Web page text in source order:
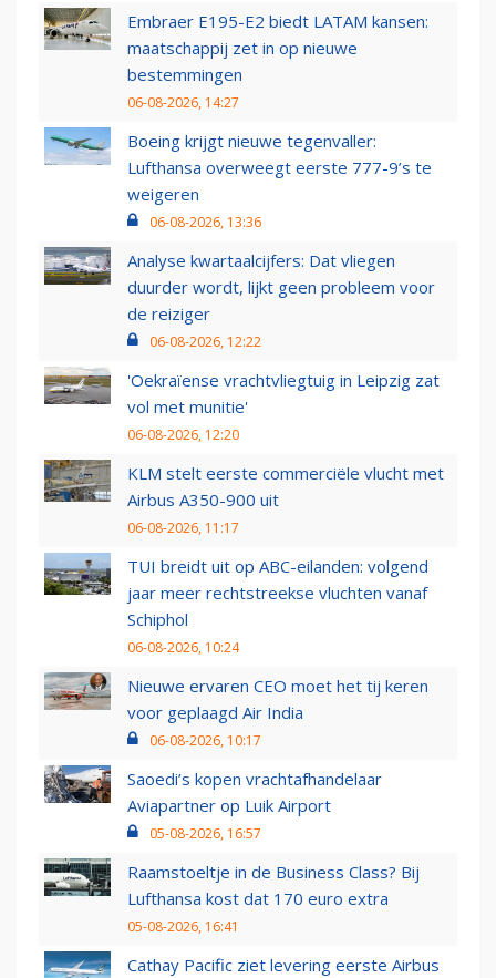
Embraer E195-E2 biedt LATAM kansen:
maatschappij zet in op nieuwe
bestemmingen
06-08-2026, 14:27
Boeing krijgt nieuwe tegenvaller:
Lufthansa overweegt eerste 777-9’s te
weigeren
06-08-2026, 13:36
Analyse kwartaalcijfers: Dat vliegen
duurder wordt, lijkt geen probleem voor
de reiziger
06-08-2026, 12:22
'Oekraïense vrachtvliegtuig in Leipzig zat
vol met munitie'
06-08-2026, 12:20
KLM stelt eerste commerciële vlucht met
Airbus A350-900 uit
06-08-2026, 11:17
TUI breidt uit op ABC-eilanden: volgend
jaar meer rechtstreekse vluchten vanaf
Schiphol
06-08-2026, 10:24
Nieuwe ervaren CEO moet het tij keren
voor geplaagd Air India
06-08-2026, 10:17
Saoedi’s kopen vrachtafhandelaar
Aviapartner op Luik Airport
05-08-2026, 16:57
Raamstoeltje in de Business Class? Bij
Lufthansa kost dat 170 euro extra
05-08-2026, 16:41
Cathay Pacific ziet levering eerste Airbus